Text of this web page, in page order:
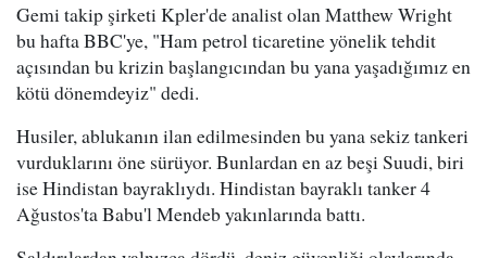
Gemi takip şirketi Kpler'de analist olan Matthew Wright
bu hafta BBC'ye, "Ham petrol ticaretine yönelik tehdit
açısından bu krizin başlangıcından bu yana yaşadığımız en
kötü dönemdeyiz" dedi.
Husiler, ablukanın ilan edilmesinden bu yana sekiz tankeri
vurduklarını öne sürüyor. Bunlardan en az beşi Suudi, biri
ise Hindistan bayraklıydı. Hindistan bayraklı tanker 4
Ağustos'ta Babu'l Mendeb yakınlarında battı.